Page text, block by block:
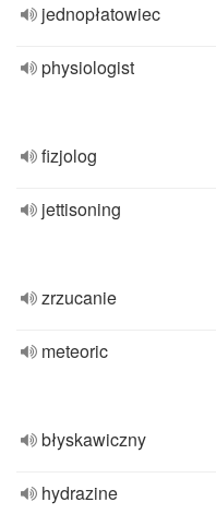
jednopłatowiec
physiologist
fizjolog
jettisoning
zrzucanie
meteoric
błyskawiczny
hydrazine